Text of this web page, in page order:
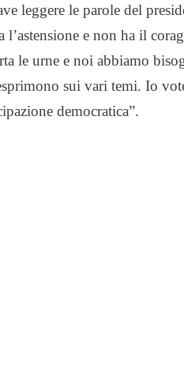
leggere le parole del
e non ha il
le urne e noi abbiamo
sui vari temi. Io
democratica”.